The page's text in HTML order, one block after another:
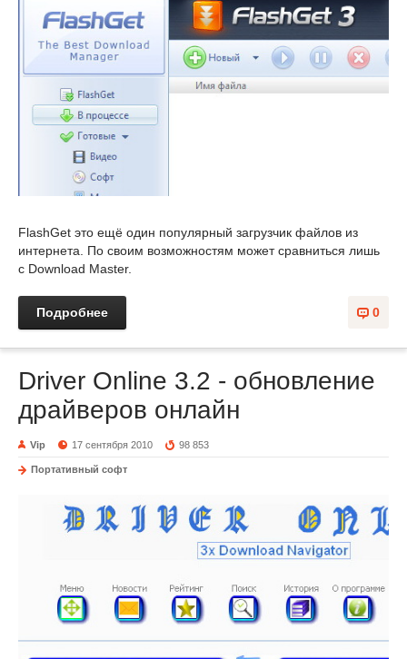
FlashGet это ещё один популярный загрузчик файлов из
интернета. По своим возможностям может сравниться лишь
с Download Master.
0
Подробнее
Driver Online 3.2 - обновление
драйверов онлайн
Vip 17 сентября 2010 98 853
Портативный софт